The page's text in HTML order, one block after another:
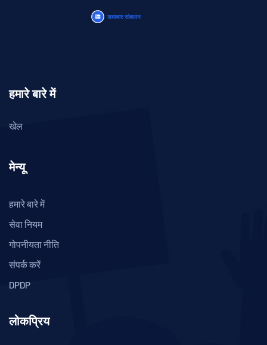
हमारे बारे में
खेल
मेन्यू
हमारे बारे में
सेवा नियम
गोपनीयता नीति
संपर्क करें
DPDP
लोकप्रिय